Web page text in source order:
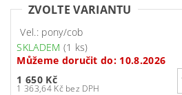
ZVOLTE VARIANTU
Vel.: pony/cob
SKLADEM (1 ks)
Můžeme doručit do: 10.8.2026
1 650 Kč
1 363,64 Kč bez DPH